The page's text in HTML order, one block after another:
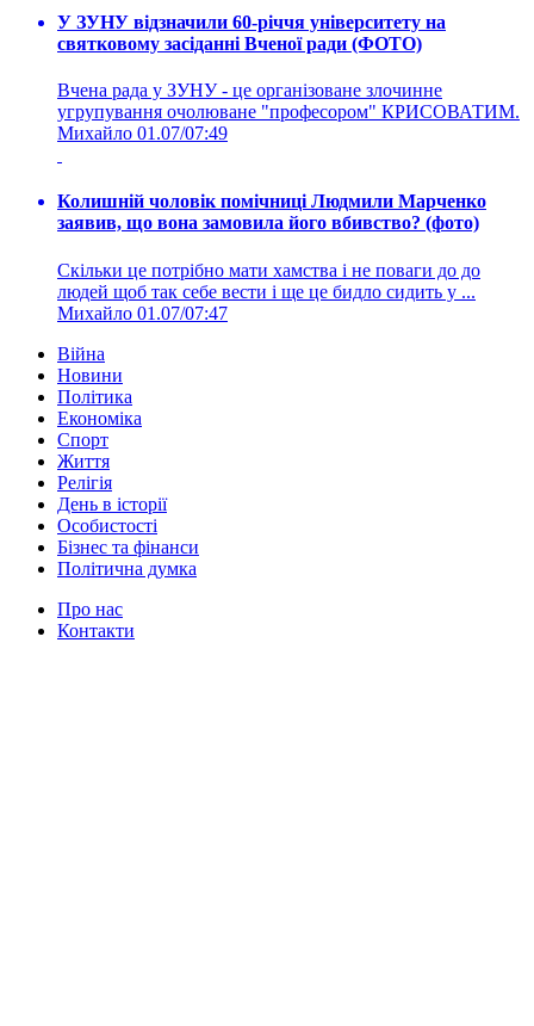
У ЗУНУ відзначили 60-річчя університету на
святковому засіданні Вченої ради (ФОТО)
Вчена рада у ЗУНУ - це організоване злочинне
угрупування очолюване "професором" КРИСОВАТИМ.
Михайло 01.07/07:49
Колишній чоловік помічниці Людмили Марченко
заявив, що вона замовила його вбивство? (фото)
Скільки це потрібно мати хамства і не поваги до до
людей щоб так себе вести і ще це бидло сидить у ...
Михайло 01.07/07:47
Війна
Новини
Політика
Економіка
Спорт
Життя
Релігія
День в історії
Особистості
Бізнес та фінанси
Політична думка
Про нас
Контакти